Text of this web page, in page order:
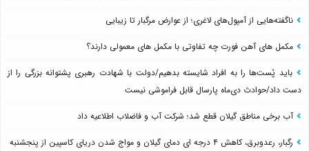
ناگفته‌هایی از آمپول‌های لاغری؛ از عوارض مرگبار تا زیبایی
مکمل های آهن فورت چه تفاوتی با مکمل های معمولی دارند؟
باید پُست‌ها را به افراد شایسته بدهیم/دولت با شهادت رهبری پشتوانه بزرگی را از
دست داد/حوادث دی‌ماه پارسال قابل فراموشی نیست
آب برخی مناطق گیلان قطع شد؛ شرکت آب و فاضلاب اطلاعیه داد
رگبار، رعدوبرق، کاهش ۴ درجه ای دمای گیلان و مواج شدن دریای کاسپین از پنجشنبه